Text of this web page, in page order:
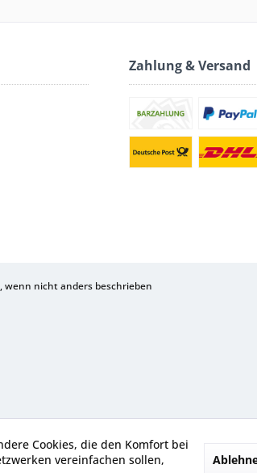
Zahlung & Versand
wenn nicht anders beschrieben
Cookies, die den Komfort bei
vereinfachen sollen,